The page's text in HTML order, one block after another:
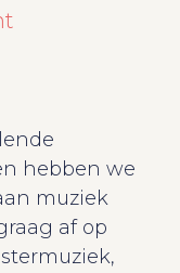
hebben we
muziek
af op